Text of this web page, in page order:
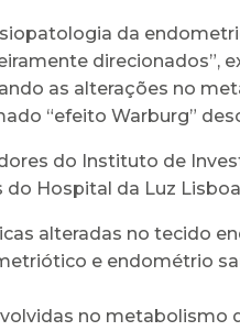
da
direcionados”,
as alterações no
“efeito Warburg”
do Instituto de
Hospital da Luz
alteradas no tecido
e endométrio
no